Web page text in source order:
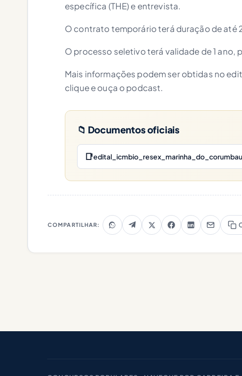
específica (THE) e entrevista.
O contrato temporário terá duração de até
O processo seletivo terá validade de 1
Mais informações podem ser obtidas no
clique e ouça o podcast.
📁 Documentos oficiais
📑
COMPARTILHAR: